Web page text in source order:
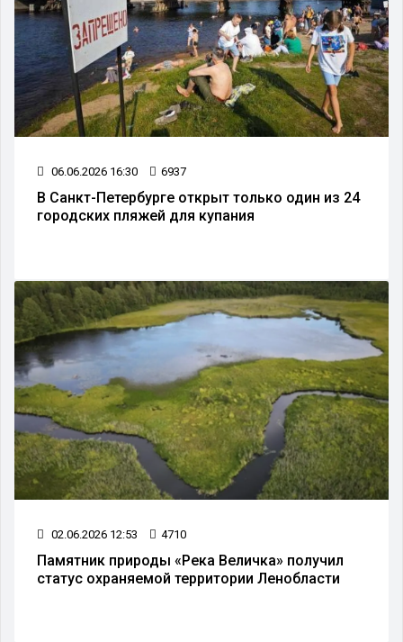
06.06.2026 16:30 6937
В Санкт-Петербурге открыт только один из 24
городских пляжей для купания
02.06.2026 12:53 4710
Памятник природы «Река Величка» получил
статус охраняемой территории Ленобласти